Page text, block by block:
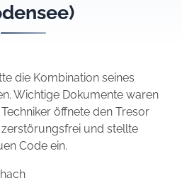
die Kombination seines
Wichtige Dokumente waren
öffnete den Tresor
und stellte
Code ein.